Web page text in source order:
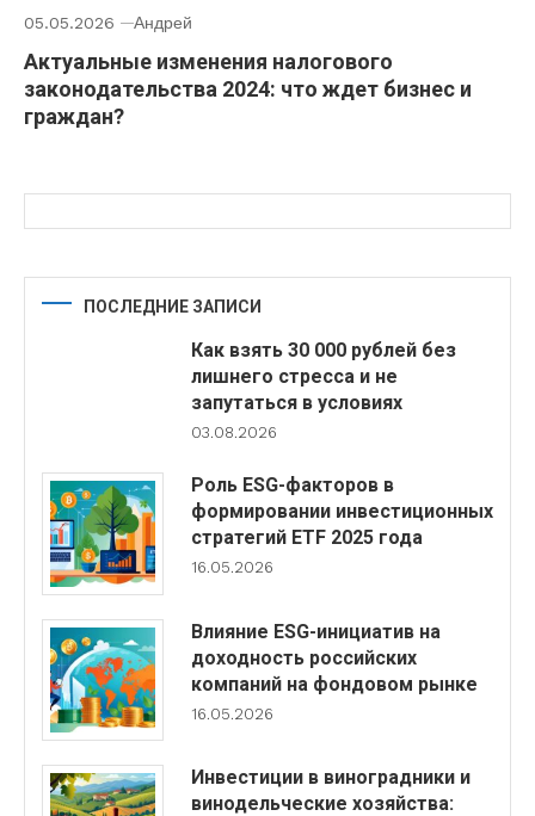
05.05.2026 Андрей
Актуальные изменения налогового
законодательства 2024: что ждет бизнес и
граждан?
ПОСЛЕДНИЕ ЗАПИСИ
Как взять 30 000 рублей без
лишнего стресса и не
запутаться в условиях
03.08.2026
Роль ESG-факторов в
формировании инвестиционных
стратегий ETF 2025 года
16.05.2026
Влияние ESG-инициатив на
доходность российских
компаний на фондовом рынке
16.05.2026
Инвестиции в виноградники и
винодельческие хозяйства: